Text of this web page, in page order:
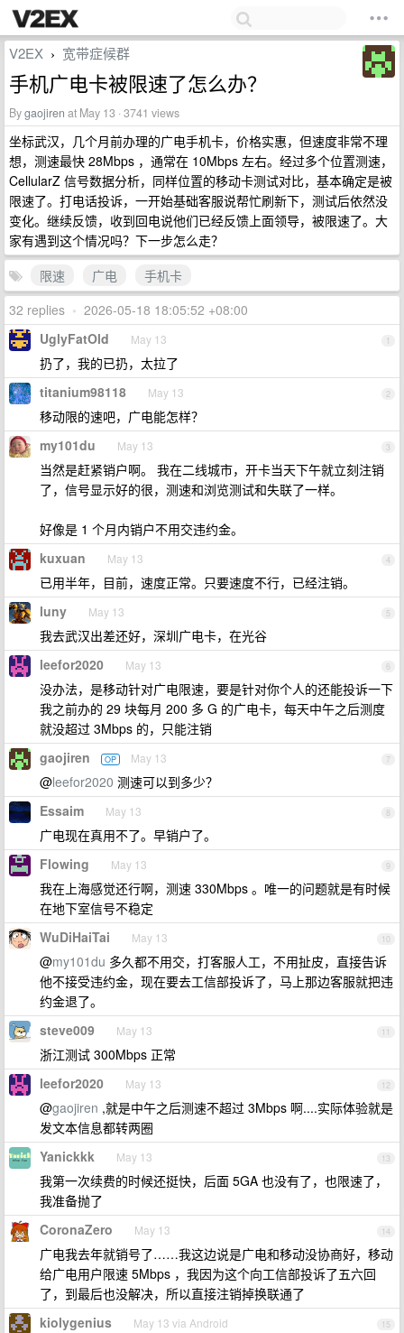
V2EX › 宽带症候群
手机广电卡被限速了怎么办？
Bygaojiren at May 13 · 3741 views
坐标武汉，几个月前办理的广电手机卡，价格实惠，但速度非常不理
想，测速最快 28Mbps ，通常在 10Mbps 左右。经过多个位置测速，
CellularZ 信号数据分析，同样位置的移动卡测试对比，基本确定是被
限速了。打电话投诉，一开始基础客服说帮忙刷新下，测试后依然没
变化。继续反馈，收到回电说他们已经反馈上面领导，被限速了。大
家有遇到这个情况吗？下一步怎么走？
限速
广电
手机卡
32 replies • 2026-05-18 18:05:52 +08:00
1
UglyFatOld May 13
扔了，我的已扔，太拉了
2
titanium98118 May 13
移动限的速吧，广电能怎样？
3
my101du May 13
当然是赶紧销户啊。 我在二线城市，开卡当天下午就立刻注销
了，信号显示好的很，测速和浏览测试和失联了一样。
好像是 1 个月内销户不用交违约金。
4
kuxuan May 13
已用半年，目前，速度正常。只要速度不行，已经注销。
5
luny May 13
我去武汉出差还好，深圳广电卡，在光谷
6
leefor2020 May 13
没办法，是移动针对广电限速，要是针对你个人的还能投诉一下
我之前办的 29 块每月 200 多 G 的广电卡，每天中午之后测度
就没超过 3Mbps 的，只能注销
7
gaojiren OP May 13
@leefor2020 测速可以到多少？
8
Essaim May 13
广电现在真用不了。早销户了。
9
Flowing May 13
我在上海感觉还行啊，测速 330Mbps 。唯一的问题就是有时候
在地下室信号不稳定
10
WuDiHaiTai May 13
@my101du 多久都不用交，打客服人工，不用扯皮，直接告诉
他不接受违约金，现在要去工信部投诉了，马上那边客服就把违
约金退了。
11
steve009 May 13
浙江测试 300Mbps 正常
12
leefor2020 May 13
@gaojiren ,就是中午之后测速不超过 3Mbps 啊....实际体验就是
发文本信息都转两圈
13
Yanickkk May 13
我第一次续费的时候还挺快，后面 5GA 也没有了，也限速了，
我准备抛了
14
CoronaZero May 13
广电我去年就销号了……我这边说是广电和移动没协商好，移动
给广电用户限速 5Mbps ，我因为这个向工信部投诉了五六回
了，到最后也没解决，所以直接注销掉换联通了
15
kiolygenius May 13 via Android